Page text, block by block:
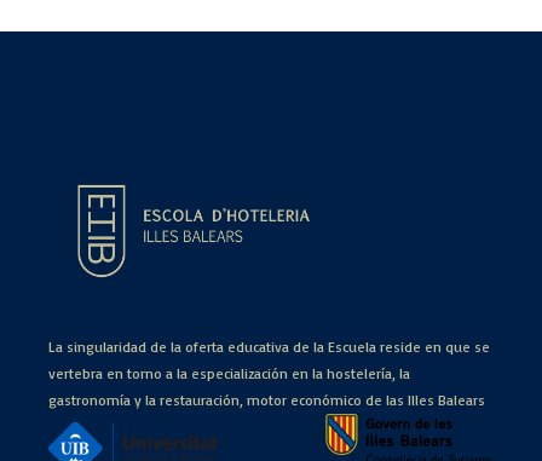
La singularidad de la oferta educativa de la Escuela reside en que se
vertebra en torno a la especialización en la hostelería, la
gastronomía y la restauración, motor económico de las Illes Balears